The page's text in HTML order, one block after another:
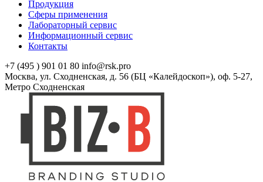
Продукция
Сферы применения
Лабораторный сервис
Информационный сервис
Контакты
+7 (495 ) 901 01 80 info@rsk.pro
Москва, ул. Сходненская, д. 56 (БЦ «Калейдоскоп»), оф. 5-27,
Метро Сходненская